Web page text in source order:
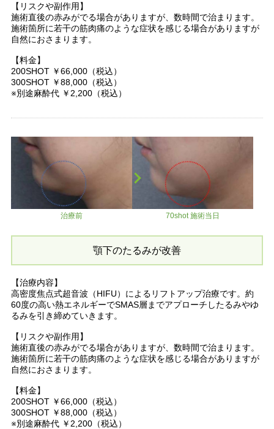
【リスクや副作用】
施術直後の赤みがでる場合がありますが、数時間で治まります。
施術箇所に若干の筋肉痛のような症状を感じる場合がありますが
自然におさまります。
【料金】
200SHOT ￥66,000（税込）
300SHOT ￥88,000（税込）
※別途麻酔代 ￥2,200（税込）
治療前 70shot 施術当日
顎下のたるみが改善
【治療内容】
高密度焦点式超音波（HIFU）によるリフトアップ治療です。約
60度の高い熱エネルギーでSMAS層までアプローチしたるみやゆ
るみを引き締めていきます。
【リスクや副作用】
施術直後の赤みがでる場合がありますが、数時間で治まります。
施術箇所に若干の筋肉痛のような症状を感じる場合がありますが
自然におさまります。
【料金】
200SHOT ￥66,000（税込）
300SHOT ￥88,000（税込）
※別途麻酔代 ￥2,200（税込）